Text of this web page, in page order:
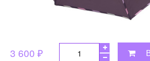
3 600 ₽